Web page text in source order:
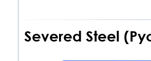
Severed Steel